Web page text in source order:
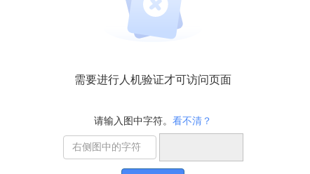
需要进行人机验证才可访问页面
请输入图中字符。 看不清？